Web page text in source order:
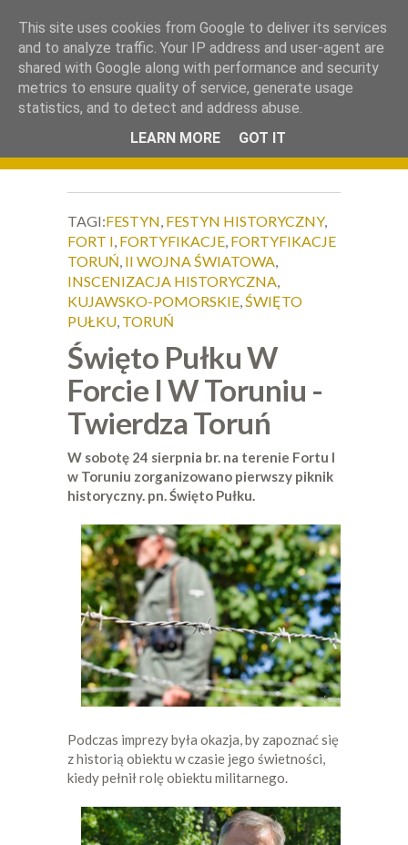
Okiem Obiektywu.
TAGI:FESTYN, FESTYN HISTORYCZNY,
FORT I, FORTYFIKACJE, FORTYFIKACJE
TORUŃ, II WOJNA ŚWIATOWA,
INSCENIZACJA HISTORYCZNA,
KUJAWSKO-POMORSKIE,ŚWIĘTO
PUŁKU, TORUŃ
Święto Pułku W
Forcie I W Toruniu -
Twierdza Toruń
W sobotę 24 sierpnia br. na terenie Fortu I
w Toruniu zorganizowano pierwszy piknik
historyczny. pn. Święto Pułku.
Podczas imprezy była okazja, by zapoznać się
z historią obiektu w czasie jego świetności,
kiedy pełnił rolę obiektu militarnego.
This site uses cookies from Google to deliver its services
and to analyze traffic. Your IP address and user-agent are
shared with Google along with performance and security
metrics to ensure quality of service, generate usage
statistics, and to detect and address abuse.
LEARN MORE
GOT IT